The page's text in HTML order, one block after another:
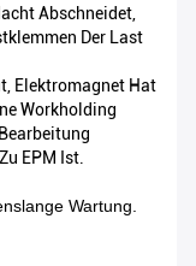
Abschneidet,
Der Last
Elektromagnet Hat
Workholding
EPM Ist.
Wartung.